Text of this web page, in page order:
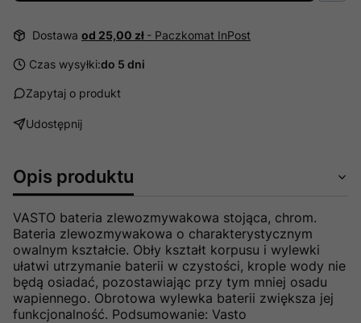
Dostawa od 25,00 zł - Paczkomat InPost
Czas wysyłki:do 5 dni
Zapytaj o produkt
Udostępnij
Opis produktu
VASTO bateria zlewozmywakowa stojąca, chrom.
Bateria zlewozmywakowa o charakterystycznym
owalnym kształcie. Obły kształt korpusu i wylewki
ułatwi utrzymanie baterii w czystości, krople wody nie
będą osiadać, pozostawiając przy tym mniej osadu
wapiennego. Obrotowa wylewka baterii zwiększa jej
funkcjonalność. Podsumowanie: Vasto